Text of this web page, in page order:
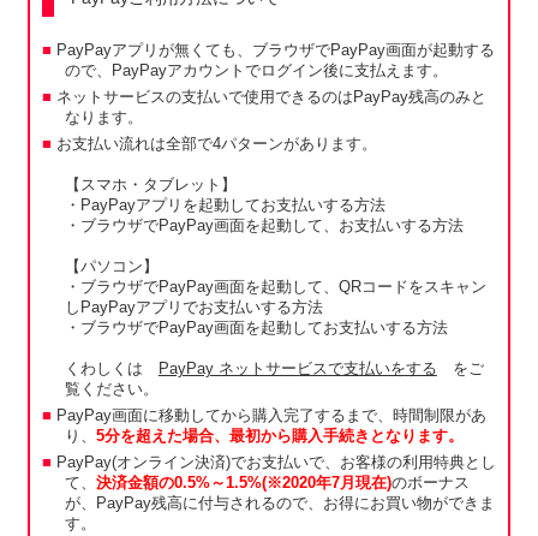
PayPayアプリが無くても、ブラウザでPayPay画面が起動する
ので、PayPayアカウントでログイン後に支払えます。
ネットサービスの支払いで使用できるのはPayPay残高のみと
なります。
お支払い流れは全部で4パターンがあります。
【スマホ・タブレット】
・PayPayアプリを起動してお支払いする方法
・ブラウザでPayPay画面を起動して、お支払いする方法
【パソコン】
・ブラウザでPayPay画面を起動して、QRコードをスキャン
しPayPayアプリでお支払いする方法
・ブラウザでPayPay画面を起動してお支払いする方法
くわしくは PayPay ネットサービスで支払いをする をご
覧ください。
PayPay画面に移動してから購入完了するまで、時間制限があ
り、 5分を超えた場合、最初から購入手続きとなります。
PayPay(オンライン決済)でお支払いで、お客様の利用特典とし
て、 決済金額の0.5%～1.5%(※2020年7月現在)のボーナス
が、PayPay残高に付与されるので、お得にお買い物ができま
す。